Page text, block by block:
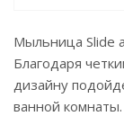
Мыльница Slide
Благодаря
дизайну
ванной